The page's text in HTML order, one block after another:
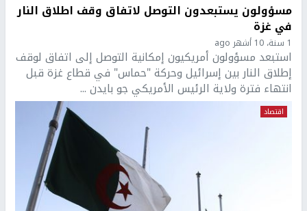
مسؤولون يستبعدون التوصل لاتفاق وقف اطلاق النار
في غزة
1 سنة، 10 أشهر ago
استبعد مسؤولون أمريكيون إمكانية التوصل إلى اتفاق لوقف
إطلاق النار بين إسرائيل وحركة "حماس" في قطاع غزة قبل
انتهاء فترة ولاية الرئيس الأمريكي جو بايدن ...
اقتصاد